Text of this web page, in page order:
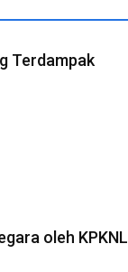
Terdampak
oleh KPKNL